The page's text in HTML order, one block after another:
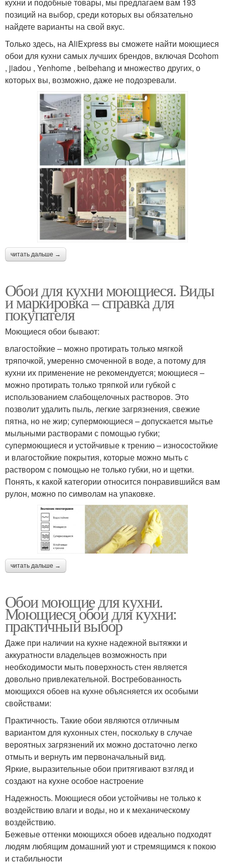
позиций на выбор, среди которых вы обязательно
найдете варианты на свой вкус.
Только здесь, на AliExpress вы сможете найти моющиеся
обои для кухни самых лучших брендов, включая Dcohom
, jiadou , Yenhome , beibehang и множество других, о
которых вы, возможно, даже не подозревали.
читать дальше →
Обои для кухни моющиеся. Виды
и маркировка – справка для
покупателя
Моющиеся обои бывают:
влагостойкие – можно протирать только мягкой
тряпочкой, умеренно смоченной в воде, а потому для
кухни их применение не рекомендуется; моющиеся –
можно протирать только тряпкой или губкой с
использованием слабощелочных растворов. Это
позволит удалить пыль, легкие загрязнения, свежие
пятна, но не жир; супермоющиеся – допускается мытье
мыльными растворами с помощью губки;
супермоющиеся и устойчивые к трению – износостойкие
и влагостойкие покрытия, которые можно мыть с
раствором с помощью не только губки, но и щетки.
Понять, к какой категории относится понравившийся вам
рулон, можно по символам на упаковке.
читать дальше →
Обои моющие для кухни.
Моющиеся обои для кухни:
практичный выбор
Даже при наличии на кухне надежной вытяжки и
аккуратности владельцев возможность при
необходимости мыть поверхность стен является
довольно привлекательной. Востребованность
моющихся обоев на кухне объясняется их особыми
свойствами:
Практичность. Такие обои являются отличным
вариантом для кухонных стен, поскольку в случае
вероятных загрязнений их можно достаточно легко
отмыть и вернуть им первоначальный вид.
Яркие, выразительные обои притягивают взгляд и
создают на кухне особое настроение
Надежность. Моющиеся обои устойчивы не только к
воздействию влаги и воды, но и к механическому
воздействию.
Бежевые оттенки моющихся обоев идеально подходят
людям любящим домашний уют и стремящимся к покою
и стабильности